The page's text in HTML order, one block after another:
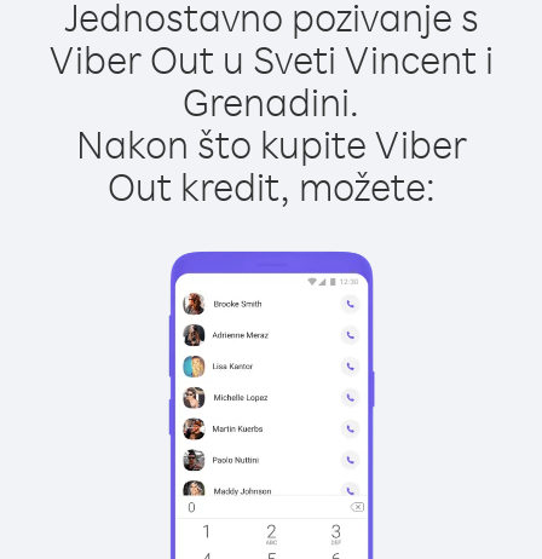
Jednostavno pozivanje s
Viber Out u Sveti Vincent i
Grenadini.
Nakon što kupite Viber
Out kredit, možete: